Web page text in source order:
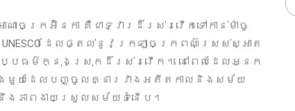
ាចក្រអ៊ីនកា គឺជាទ្វារដ៏រស់រវើកទៅកាន់ម៉ាចូ
ដែលផ្តល់នូវក្រឡាចក្រពណ៌ស្រស់ស្អាត
វប្បធម៌ក្នុងស្រុកដ៏រស់រវើក។ នៅពេលដែលអ្នក
យដែលបញ្ចូលគ្នារវាងអតីតកាលនិងសម័យ
នឹងភាពងាយស្រួលសម័យទំនើប។